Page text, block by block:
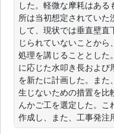
した。軽微な摩耗はあ
所は当初想定されていた
して、現状では垂直壁
じられていないことか
処理を講じることとした
に応じた水叩き長およ
を新たに計画した。ま
生じないための措置を比
んかご工を選定した。こ
作成し、また、工事発注